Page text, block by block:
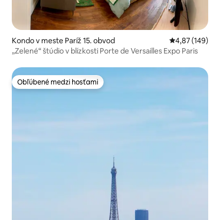
Kondo v meste Paríž 15. obvod Priemerné
4,87 (149)
„Zelené“ štúdio v blízkosti Porte de Versailles Expo Paris
Obľúbené medzi hosťami
Obľúbené medzi hosťami